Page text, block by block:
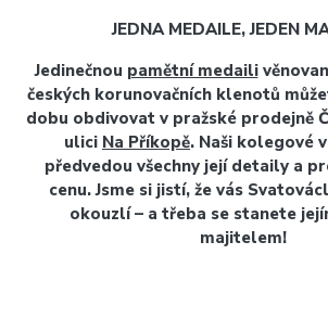
JEDNA MEDAILE, JEDEN
Jedinečnou pamětní medaili
českých korunovačních klenotů
dobu obdivovat v pražské prodejně
ulici Na Příkopě. Naši kolegové
předvedou všechny její detaily a
cenu. Jsme si jistí, že vás
okouzlí – a třeba se stanete
majitelem!